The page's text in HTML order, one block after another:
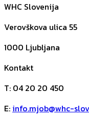
WHC Slovenija
Verovškova ulica 55
1000 Ljubljana
Kontakt
T: 04 20 20 450
E: info.mjob@whc-